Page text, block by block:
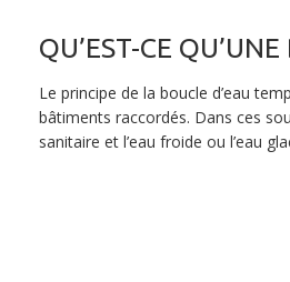
QU’EST-CE
Le principe de la boucle d’eau
bâtiments raccordés. Dans ces
sanitaire et l’eau froide ou l’eau